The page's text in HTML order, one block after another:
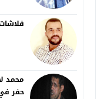
محمد
حفر